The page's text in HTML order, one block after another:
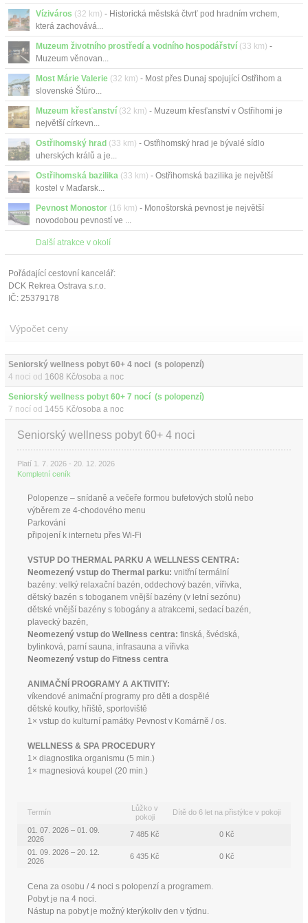
Víziváros (32 km) - Historická městská čtvrť pod hradním vrchem,
která zachovává...
Muzeum životního prostředí a vodního hospodářství (33 km) -
Muzeum věnovan...
Most Márie Valerie (32 km) - Most přes Dunaj spojující Ostřihom a
slovenské Štúro...
Muzeum křesťanství (32 km) - Muzeum křesťanství v Ostřihomi je
největší církevn...
Ostřihomský hrad (33 km) - Ostřihomský hrad je bývalé sídlo
uherských králů a je...
Ostřihomská bazilika (33 km) - Ostřihomská bazilika je největší
kostel v Maďarsk...
Pevnost Monostor (16 km) - Monoštorská pevnost je největší
novodobou pevností ve ...
Další atrakce v okolí
Pořádající cestovní kancelář:
DCK Rekrea Ostrava s.r.o.
IČ: 25379178
Výpočet ceny
Seniorský wellness pobyt 60+ 4 noci  (s polopenzí)
4 noci od 1608 Kč/osoba a noc
Seniorský wellness pobyt 60+ 7 nocí  (s polopenzí)
7 nocí od 1455 Kč/osoba a noc
Seniorský wellness pobyt 60+ 4 noci
Platí 1. 7. 2026 - 20. 12. 2026
Kompletní ceník
Polopenze – snídaně a večeře formou bufetových stolů nebo
výběrem ze 4-chodového menu
Parkování
připojení k internetu přes Wi-Fi
VSTUP DO THERMAL PARKU A WELLNESS CENTRA:
Neomezený vstup do Thermal parku: vnitřní termální
bazény: velký relaxační bazén, oddechový bazén, vířivka,
dětský bazén s toboganem vnější bazény (v letní sezónu)
dětské vnější bazény s tobogány a atrakcemi, sedací bazén,
plavecký bazén,
Neomezený vstup do Wellness centra: finská, švédská,
bylinková, parní sauna, infrasauna a vířivka
Neomezený vstup do Fitness centra
ANIMAČNÍ PROGRAMY A AKTIVITY:
víkendové animační programy pro děti a dospělé
dětské koutky, hřiště, sportoviště
1× vstup do kulturní památky Pevnost v Komárně / os.
WELLNESS & SPA PROCEDURY
1× diagnostika organismu (5 min.)
1× magnesiová koupel (20 min.)
Termín
Lůžko v
pokoji
Dítě do 6 let na přistýlce v pokoji
01. 07. 2026 – 01. 09.
2026
7 485 Kč 0 Kč
01. 09. 2026 – 20. 12.
2026
6 435 Kč 0 Kč
Cena za osobu / 4 noci s polopenzí a programem.
Pobyt je na 4 noci.
Nástup na pobyt je možný kterýkoliv den v týdnu.